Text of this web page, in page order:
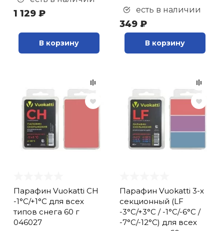
1 129 ₽
В корзину
есть в наличии
349 ₽
В корзину
Парафин Vuokatti CH
-1°С/+1°С для всех
типов снега 60 г
046027
Парафин Vuokatti 3-х
секционный (LF
-3°С/+3°С / -1°С/-6°С /
-7°С/-12°С) для всех